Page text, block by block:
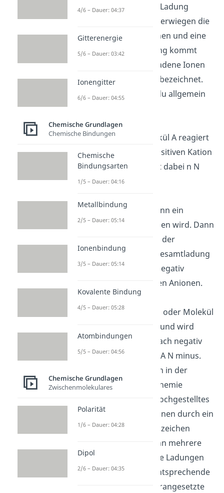
zugehörige negative Ladung
entfernt. Dadurch überwiegen die
Ladungen der Protonen und eine
positive Gesamtladung kommt
zustande. Positiv geladene Ionen
werden als Kationen bezeichnet.
Ihre Bildung kannst du allgemein
A →A^(n+)+n e^-
Das Atom oder Molekül A reagiert
zum n-fach N fach positiven Kation
An+ A N plus und gibt dabei n N
Elektronen ab.
Umgekehrt ist es, wenn ein
Elektron aufgenommen wird. Dann
überwiegt die Anzahl der
Elektronen und die Gesamtladung
ist deshalb negativ. Negativ
geladene Ionen heißen Anionen.
A +n e^-→A^(n-)
Hier nimmt das Atom oder Molekül
A n N Elektronen auf und wird
dabei zum n-fach N fach negativ
geladenen Anion An- A N minus.
Wie du siehst, werden in der
Formelsprache der Chemie
Kationen durch ein hochgestelltes
Pluszeichen und Anionen durch ein
hochgestelltes Minuszeichen
gekennzeichnet. Wenn mehrere
positive oder negative Ladungen
auftreten, wird die entsprechende
Anzahl durch eine vorangesetzte
4/6 – Dauer: 04:37
Gitterenergie
5/6 – Dauer: 03:42
Ionengitter
6/6 – Dauer: 04:55
Chemische Grundlagen
Chemische Bindungen
Chemische
Bindungsarten
1/5 – Dauer: 04:16
Metallbindung
2/5 – Dauer: 05:14
Ionenbindung
3/5 – Dauer: 05:14
Kovalente Bindung
4/5 – Dauer: 05:28
Atombindungen
5/5 – Dauer: 04:56
Chemische Grundlagen
Zwischenmolekulares
Polarität
1/6 – Dauer: 04:28
Dipol
2/6 – Dauer: 04:35